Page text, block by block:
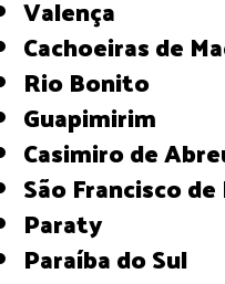
Valença
Cachoeiras de
Rio Bonito
Guapimirim
Casimiro de
São Francisco
Paraty
Paraíba do Sul